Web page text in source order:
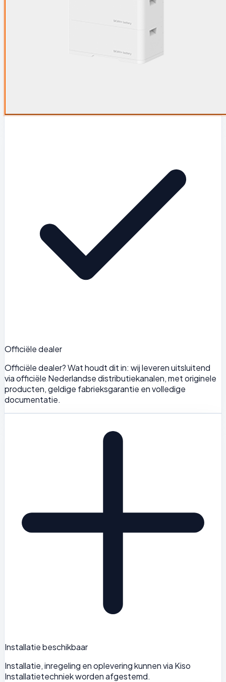
Officiële dealer
Officiële dealer? Wat houdt dit in: wij leveren uitsluitend
via officiële Nederlandse distributiekanalen, met originele
producten, geldige fabrieksgarantie en volledige
documentatie.
Installatie beschikbaar
Installatie, inregeling en oplevering kunnen via Kiso
Installatietechniek worden afgestemd.